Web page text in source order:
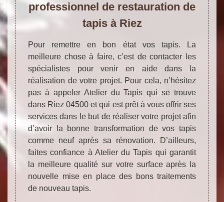
professionnel de restauration de
tapis à Riez
Pour remettre en bon état vos tapis. La
meilleure chose à faire, c’est de contacter les
spécialistes pour venir en aide dans la
réalisation de votre projet. Pour cela, n’hésitez
pas à appeler Atelier du Tapis qui se trouve
dans Riez 04500 et qui est prêt à vous offrir ses
services dans le but de réaliser votre projet afin
d’avoir la bonne transformation de vos tapis
comme neuf après sa rénovation. D’ailleurs,
faites confiance à Atelier du Tapis qui garantit
la meilleure qualité sur votre surface après la
nouvelle mise en place des bons traitements
de nouveau tapis.